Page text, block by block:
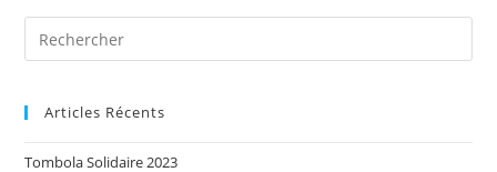
Articles Récents
Tombola Solidaire 2023